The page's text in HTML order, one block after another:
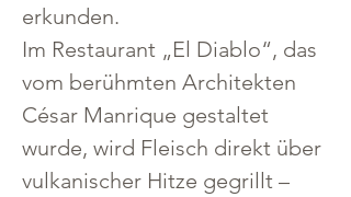
erkunden.
Im Restaurant „El Diablo“, das
vom berühmten Architekten
César Manrique gestaltet
wurde, wird Fleisch direkt über
vulkanischer Hitze gegrillt –